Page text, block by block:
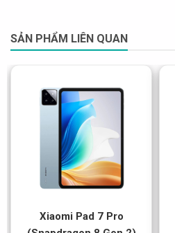
SẢN PHẨM LIÊN QUAN
Xiaomi Pad 7 Pro